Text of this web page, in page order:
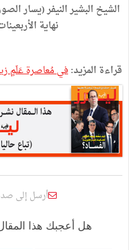
الشيخ البشير النيفر (يسار
نهاية
قراءة المزيد:في مُعاصرة عَلَمٍ
أرسل إلى
هل أعجبك هذا